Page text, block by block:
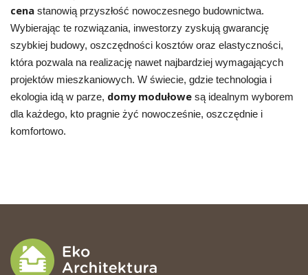
cenastanowią przyszłość nowoczesnego budownictwa.
Wybierając te rozwiązania, inwestorzy zyskują gwarancję
szybkiej budowy, oszczędności kosztów oraz elastyczności,
która pozwala na realizację nawet najbardziej wymagających
projektów mieszkaniowych. W świecie, gdzie technologia i
ekologia idą w parze, domy modułowesą idealnym wyborem
dla każdego, kto pragnie żyć nowocześnie, oszczędnie i
komfortowo.